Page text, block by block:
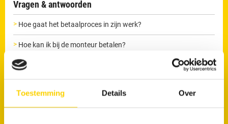
Toestemming Details Over
Vragen & antwoorden
Hoe gaat het betaalproces in zijn werk?
Hoe kan ik bij de monteur betalen?
Wat moet ik doen als ik een vraag heb over een factuur?
vinden?